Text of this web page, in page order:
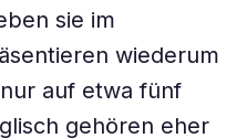
sie im
wiederum
auf etwa fünf
gehören eher